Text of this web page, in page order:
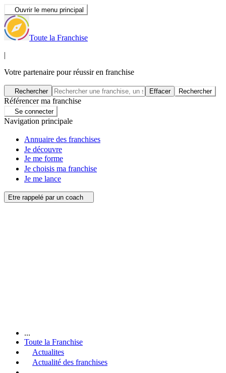
Ouvrir le menu principal
Toute la Franchise
|
Votre partenaire pour réussir en franchise
Rechercher Effacer Rechercher
Référencer ma franchise
Se connecter
Navigation principale
Annuaire des franchises
Je découvre
Je me forme
Je choisis ma franchise
Je me lance
Etre rappelé par un coach
...
Toute la Franchise
Actualites
Actualité des franchises